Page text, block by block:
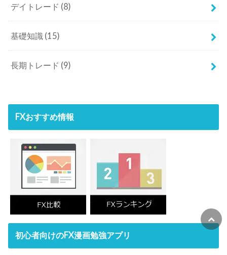
デイトレード (8)
基礎知識 (15)
長期トレード (9)
FXおすすめ情報
初心者向けのFX漫画勉強アプリ